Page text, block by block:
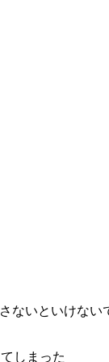
ないといけない
しまった